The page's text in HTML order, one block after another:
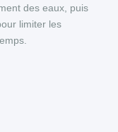
des eaux, puis
limiter les